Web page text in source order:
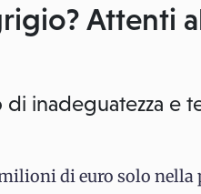
Attenti
inadeguatezza e
di euro solo